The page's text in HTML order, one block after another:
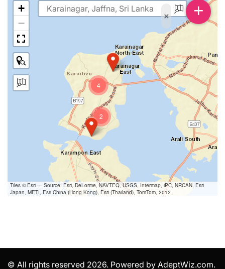
4
2
+
−
Tiles © Esri — Source: Esri, DeLorme, NAVTEQ, USGS, Intermap, iPC, NRCAN, Esri
Japan, METI, Esri China (Hong Kong), Esri (Thailand), TomTom, 2012
× +
© All rights reserved 2026. Powered by AdeptWiz.com.